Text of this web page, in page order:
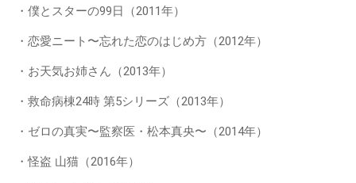
・僕とスターの99日（2011年）
・恋愛ニート〜忘れた恋のはじめ方（2012年）
・お天気お姉さん（2013年）
・救命病棟24時 第5シリーズ（2013年）
・ゼロの真実〜監察医・松本真央〜（2014年）
・怪盗 山猫（2016年）